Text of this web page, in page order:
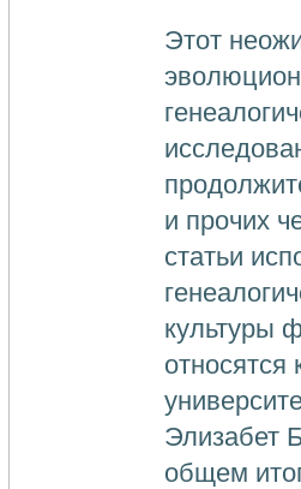
Этот
и прочих
статьи
культуры
Элизабет
общем